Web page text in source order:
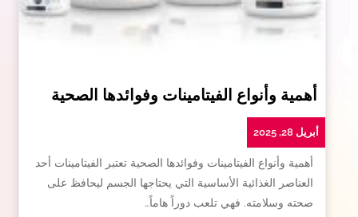
أهمية وأنواع الفيتامينات وفوائدها الصحية
أبريل 28, 2025
أهمية وأنواع الفيتامينات وفوائدها الصحية تعتبر الفيتامينات أحد
العناصر الغذائية الأساسية التي يحتاجها الجسم ليحافظ على
صحته وسلامته. فهي تلعب دوراً هاماً…